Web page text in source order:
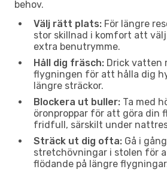
behov.
Välj rätt plats: För längre
stor skillnad i komfort att
extra benutrymme.
Håll dig fräsch: Drick vatten
flygningen för att hålla dig
längre sträckor.
Blockera ut buller: Ta med
öronproppar för att göra din
fridfull, särskilt under
Sträck ut dig ofta: Gå i
stretchövningar i stolen för
flödande på längre